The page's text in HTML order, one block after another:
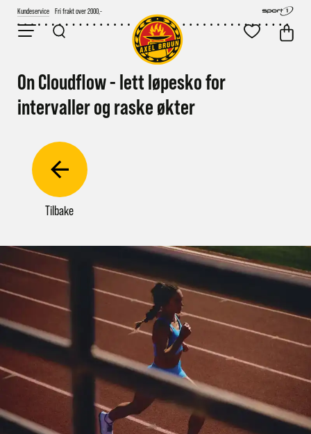
Kundeservice Fri frakt over 2000,-
On Cloudflow - lett løpesko for
intervaller og raske økter
Tilbake